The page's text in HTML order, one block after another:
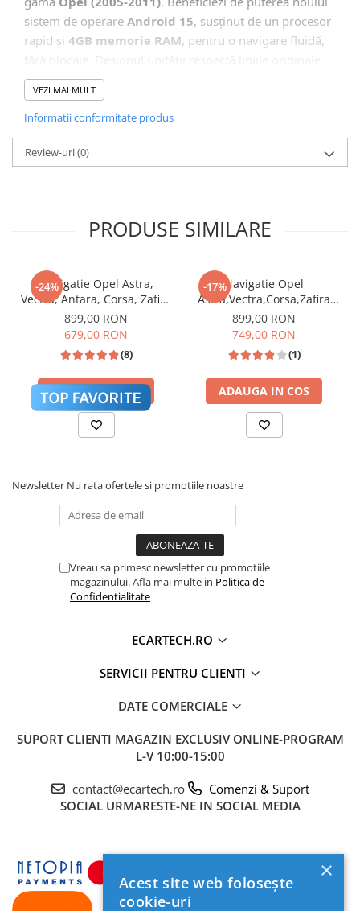
sistem de operare Android 15, susținut de un procesor
rapid și 4GB memorie RAM, pentru o navigare fluidă,
ale bordului (OEM), oferind un aspect de fabrică cu
tehnologie de viitor.
🎨 Integrare Perfectă în Bord (OEM)
Unitatea este construită pentru a se potrivi fix în
inestetice sau tăieri de cabluri.
Wireless CarPlay & Android Auto
Android wireless și accesează aplicațiile preferate
direct pe ecranul tactil. Preiei apeluri și
concentrat la drum.
VEZI MAI MULT
Informatii conformitate produs
Review-uri(0)
PRODUSE SIMILARE
-24%
Navigatie Opel Astra,
Vectra, Antara, Corsa, Zafira
(2005-2011), Android 14,
USB, Bluetooth, Wifi, Waze,
Yotube
899,00 RON
679,00 RON
(8)
ADAUGA IN COS
-17%Navigatie Opel
Astra,Vectra,Corsa,Zafira
(2004-2014) cu Android 12,
2GB RAM 32 GB ROM, DSP,
ecran 9 Inch,Carplay si
Android Auto
899,00 RON
749,00 RON
(1)
ADAUGA IN COS
Newsletter Nu rata ofertele si promotiile noastre
Vreau sa primesc newsletter cu promotiile
magazinului. Afla mai multe in Politica de
Confidentialitate
ECARTECH.RO
SERVICII PENTRU CLIENTI
DATE COMERCIALE
SUPORT CLIENTI MAGAZIN EXCLUSIV ONLINE-PROGRAM
L-V 10:00-15:00
contact@ecartech.ro
Comenzi & Suport
SOCIAL URMARESTE-NE IN SOCIAL MEDIA
×
Acest site web folosește
cookie-uri